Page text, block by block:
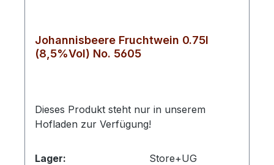
Johannisbeere Fruchtwein 0.75l
(8,5%Vol) No. 5605
Dieses Produkt steht nur in unserem
Hofladen zur Verfügung!
Lager: Store+UG